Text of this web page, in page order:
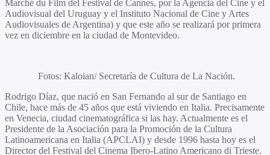
Marché du Film del Festival de Cannes, por la Agencia del Cine y el
Audiovisual del Uruguay y el Instituto Nacional de Cine y Artes
Audiovisuales de Argentina) y que este año se realizará por primera
vez en diciembre en la ciudad de Montevideo.
Fotos: Kaloian/ Secretaría de Cultura de La Nación.
Rodrigo Díaz, que nació en San Fernando al sur de Santiago en
Chile, hace más de 45 años que está viviendo en Italia. Precisamente
en Venecia, ciudad cinematográfica si las hay. Actualmente es el
Presidente de la Asociación para la Promoción de la Cultura
Latinoamericana en Italia (APCLAI) y desde 1996 hasta hoy es el
Director del Festival del Cinema Ibero-Latino Americano di Trieste.